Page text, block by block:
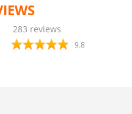
283 reviews
9.8